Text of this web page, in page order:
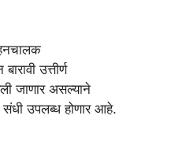
उत्तीर्ण
जाणार असल्याने
संधी उपलब्ध होणार आहे.